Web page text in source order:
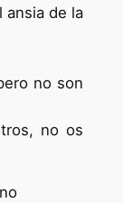
ansia de la
no son
no os